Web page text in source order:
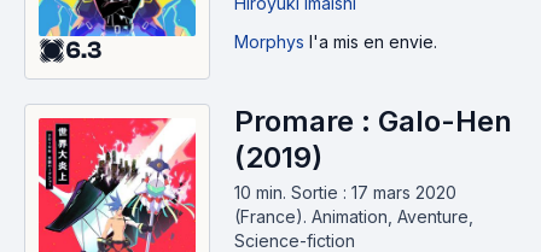
6.3
Morphys l'a mis en envie.
Promare : Galo-Hen
(2019)
10 min. Sortie : 17 mars 2020
(France). Animation, Aventure,
Science-fiction